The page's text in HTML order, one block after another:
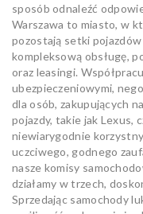
sposób odnaleźć
Warszawa to miasto, w
pozostają setki
kompleksową obsługę,
oraz leasingi.
ubezpieczeniowymi,
dla osób, zakupujących
pojazdy, takie jak Lexus,
niewiarygodnie
uczciwego, godnego
nasze komisy
działamy w trzech,
Sprzedając samochody